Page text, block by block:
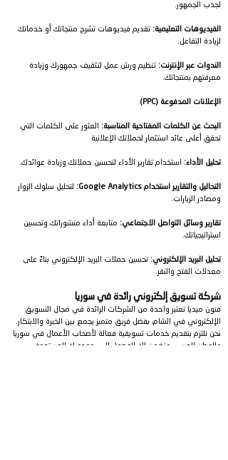
لجذب الجمهور.
الفيديوهات التعليمية: تقديم فيديوهات تشرح منتجاتك أو خدماتك
لزيادة التفاعل.
الندوات عبر الإنترنت: تنظيم ورش عمل لتثقيف جمهورك وزيادة
معرفتهم بمنتجاتك.
الإعلانات المدفوعة (PPC)
البحث عن الكلمات المفتاحية المناسبة:
العثور على الكلمات التي
تحقق أعلى عائد استثمار لحملاتك الإعلانية.
تحليل الأداء: استخدام تقارير الأداء لتحسين حملاتك وزيادة عوائدك.
التحاليل والتقارير استخدام Google Analytics:
لتحليل سلوك الزوار
ومصادر الزيارات.
تقارير وسائل التواصل الاجتماعي: متابعة أداء منشوراتك وتحسين
استراتيجياتك.
تحليل البريد الإلكتروني: تحسين حملات البريد الإلكتروني بناءً على
معدلات الفتح والنقر.
شركة تسويق إلكتروني رائدة في سوريا
فنون ميديا تعتبر واحدة من الشركات الرائدة في مجال التسويق
الإلكتروني في الشام، بفضل فريق متميز يجمع بين الخبرة والابتكار.
نحن نلتزم بتقديم خدمات تسويقية فعالة لأصحاب الأعمال في سوريا
والوطن العربي، ونضمن لك الوصول إلى جمهورك المستهدف